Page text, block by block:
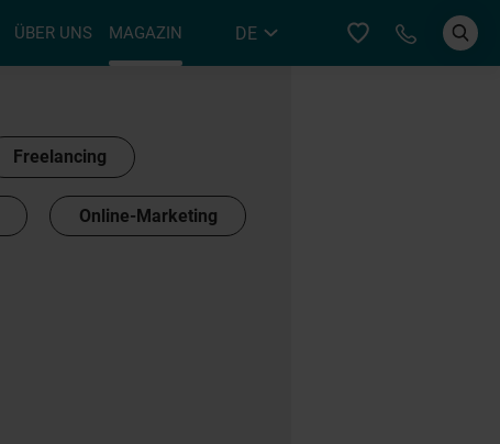
ÜBER UNS MAGAZIN DE Bei YER
Freelancing
Online-Marketing